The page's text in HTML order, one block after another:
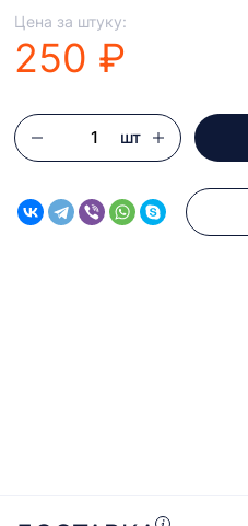
Цена за штуку:
250 ₽
шт